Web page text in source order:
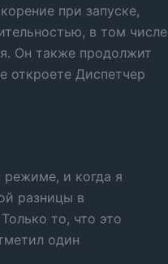
при запуске,
в том числе
Он также продолжит
откроете Диспетчер
и когда я
разницы в
то, что это
один